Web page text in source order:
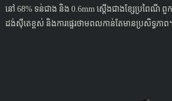
នៅ 68% ទន់ជាង និង 0.6mm ស្តើងជាងខ្សែប្រពៃណី ពួ
ដង់ស៊ីតេខ្ពស់ និងការផ្ទេរថាមពលកាន់តែមានប្រសិទ្ធភាព